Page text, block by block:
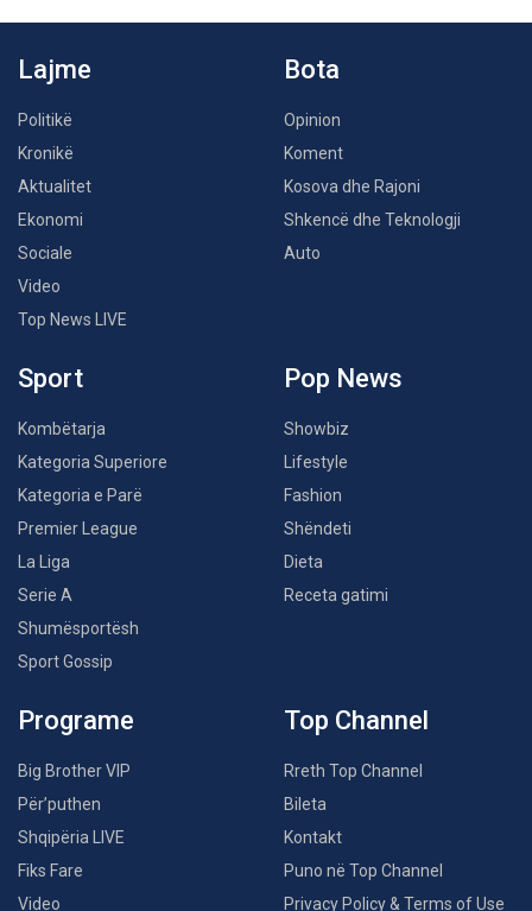
Lajme
Politikë
Kronikë
Aktualitet
Ekonomi
Sociale
Video
Top News LIVE
Bota
Opinion
Koment
Kosova dhe Rajoni
Shkencë dhe Teknologji
Auto
Sport
Kombëtarja
Kategoria Superiore
Kategoria e Parë
Premier League
La Liga
Serie A
Shumësportësh
Sport Gossip
Pop News
Showbiz
Lifestyle
Fashion
Shëndeti
Dieta
Receta gatimi
Programe
Big Brother VIP
Për’puthen
Shqipëria LIVE
Fiks Fare
Video
Top Channel
Rreth Top Channel
Bileta
Kontakt
Puno në Top Channel
Privacy Policy & Terms of Use